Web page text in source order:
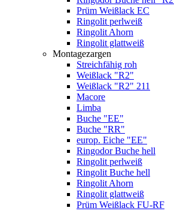
Prüm Weißlack EC
Ringolit perlweiß
Ringolit Ahorn
Ringolit glattweiß
Montagezargen
Streichfähig roh
Weißlack "R2"
Weißlack "R2" 211
Macore
Limba
Buche "EE"
Buche "RR"
europ. Eiche "EE"
Ringodor Buche hell
Ringolit perlweiß
Ringolit Buche hell
Ringolit Ahorn
Ringolit glattweiß
Prüm Weißlack FU-RF